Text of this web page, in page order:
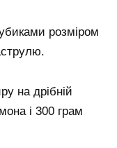
розміром
на дрібній
і 300 грам